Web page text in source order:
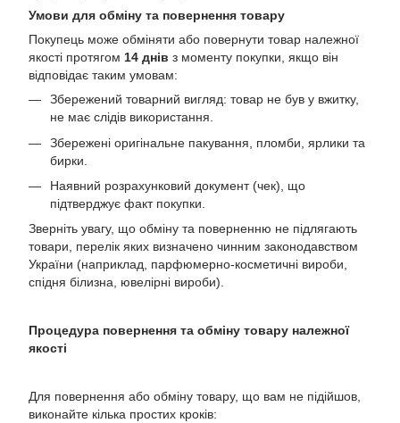
Умови для обміну та повернення товару
Покупець може обміняти або повернути товар належної
якості протягом 14 днів з моменту покупки, якщо він
відповідає таким умовам:
Збережений товарний вигляд: товар не був у вжитку,
не має слідів використання.
Збережені оригінальне пакування, пломби, ярлики та
бирки.
Наявний розрахунковий документ (чек), що
підтверджує факт покупки.
Зверніть увагу, що обміну та поверненню не підлягають
товари, перелік яких визначено чинним законодавством
України (наприклад, парфюмерно-косметичні вироби,
спідня білизна, ювелірні вироби).
Процедура повернення та обміну товару належної
якості
Для повернення або обміну товару, що вам не підійшов,
виконайте кілька простих кроків: